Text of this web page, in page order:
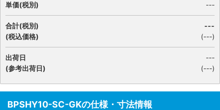
単価(税別) ---
合計(税別)
(税込価格)
---
(---)
出荷日
(参考出荷日)
---
(---)
BPSHY10-SC-GKの仕様・寸法情報